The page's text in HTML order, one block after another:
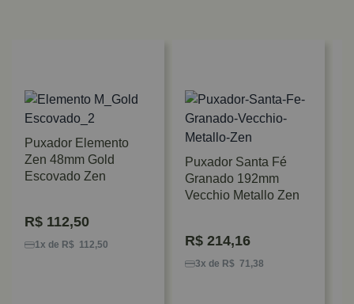
Puxador Elemento
Zen 48mm Gold
Escovado Zen
R$ 112,50
1x de R$ 112,50
Puxador Santa Fé
Granado 192mm
Vecchio Metallo Zen
R$ 214,16
3x de R$ 71,38